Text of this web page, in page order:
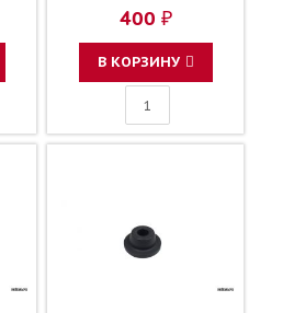
впуск=выпуск /
YAMAHA
400 ₽
В КОРЗИНУ